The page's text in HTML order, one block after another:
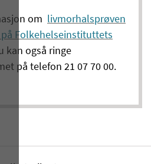
om livmorhalsprøven
Folkehelseinstituttets
kan også ringe
på telefon 21 07 70 00.